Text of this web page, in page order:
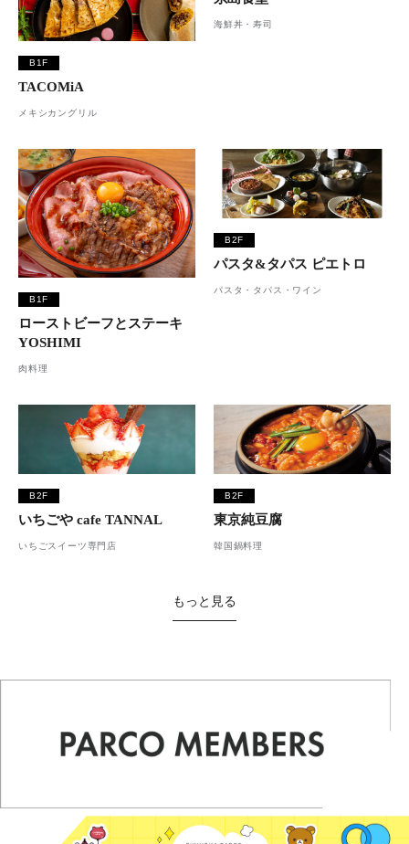
B1F
TACOMiA
メキシカングリル
海鮮丼・寿司
B1F
ローストビーフとステーキ
YOSHIMI
肉料理
B2F
パスタ&タパス ピエトロ
パスタ・タパス・ワイン
B2F
いちごや cafe TANNAL
いちごスイーツ専門店
B2F
東京純豆腐
韓国鍋料理
もっと見る